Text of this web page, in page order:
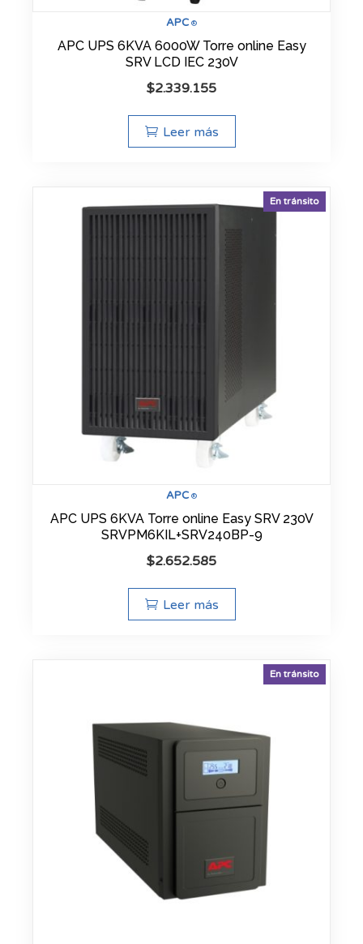
APC ®
APC UPS 6KVA 6000W Torre online Easy
SRV LCD IEC 230V
$2.339.155
Leer más
APC ®
En tránsito
APC UPS 6KVA Torre online Easy SRV 230V
SRVPM6KIL+SRV240BP-9
$2.652.585
Leer más
En tránsito